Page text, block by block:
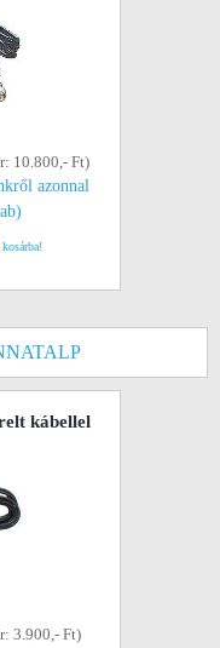
10.800,- Ft)
azonnal
kosárba!
kábellel
3.900,- Ft)